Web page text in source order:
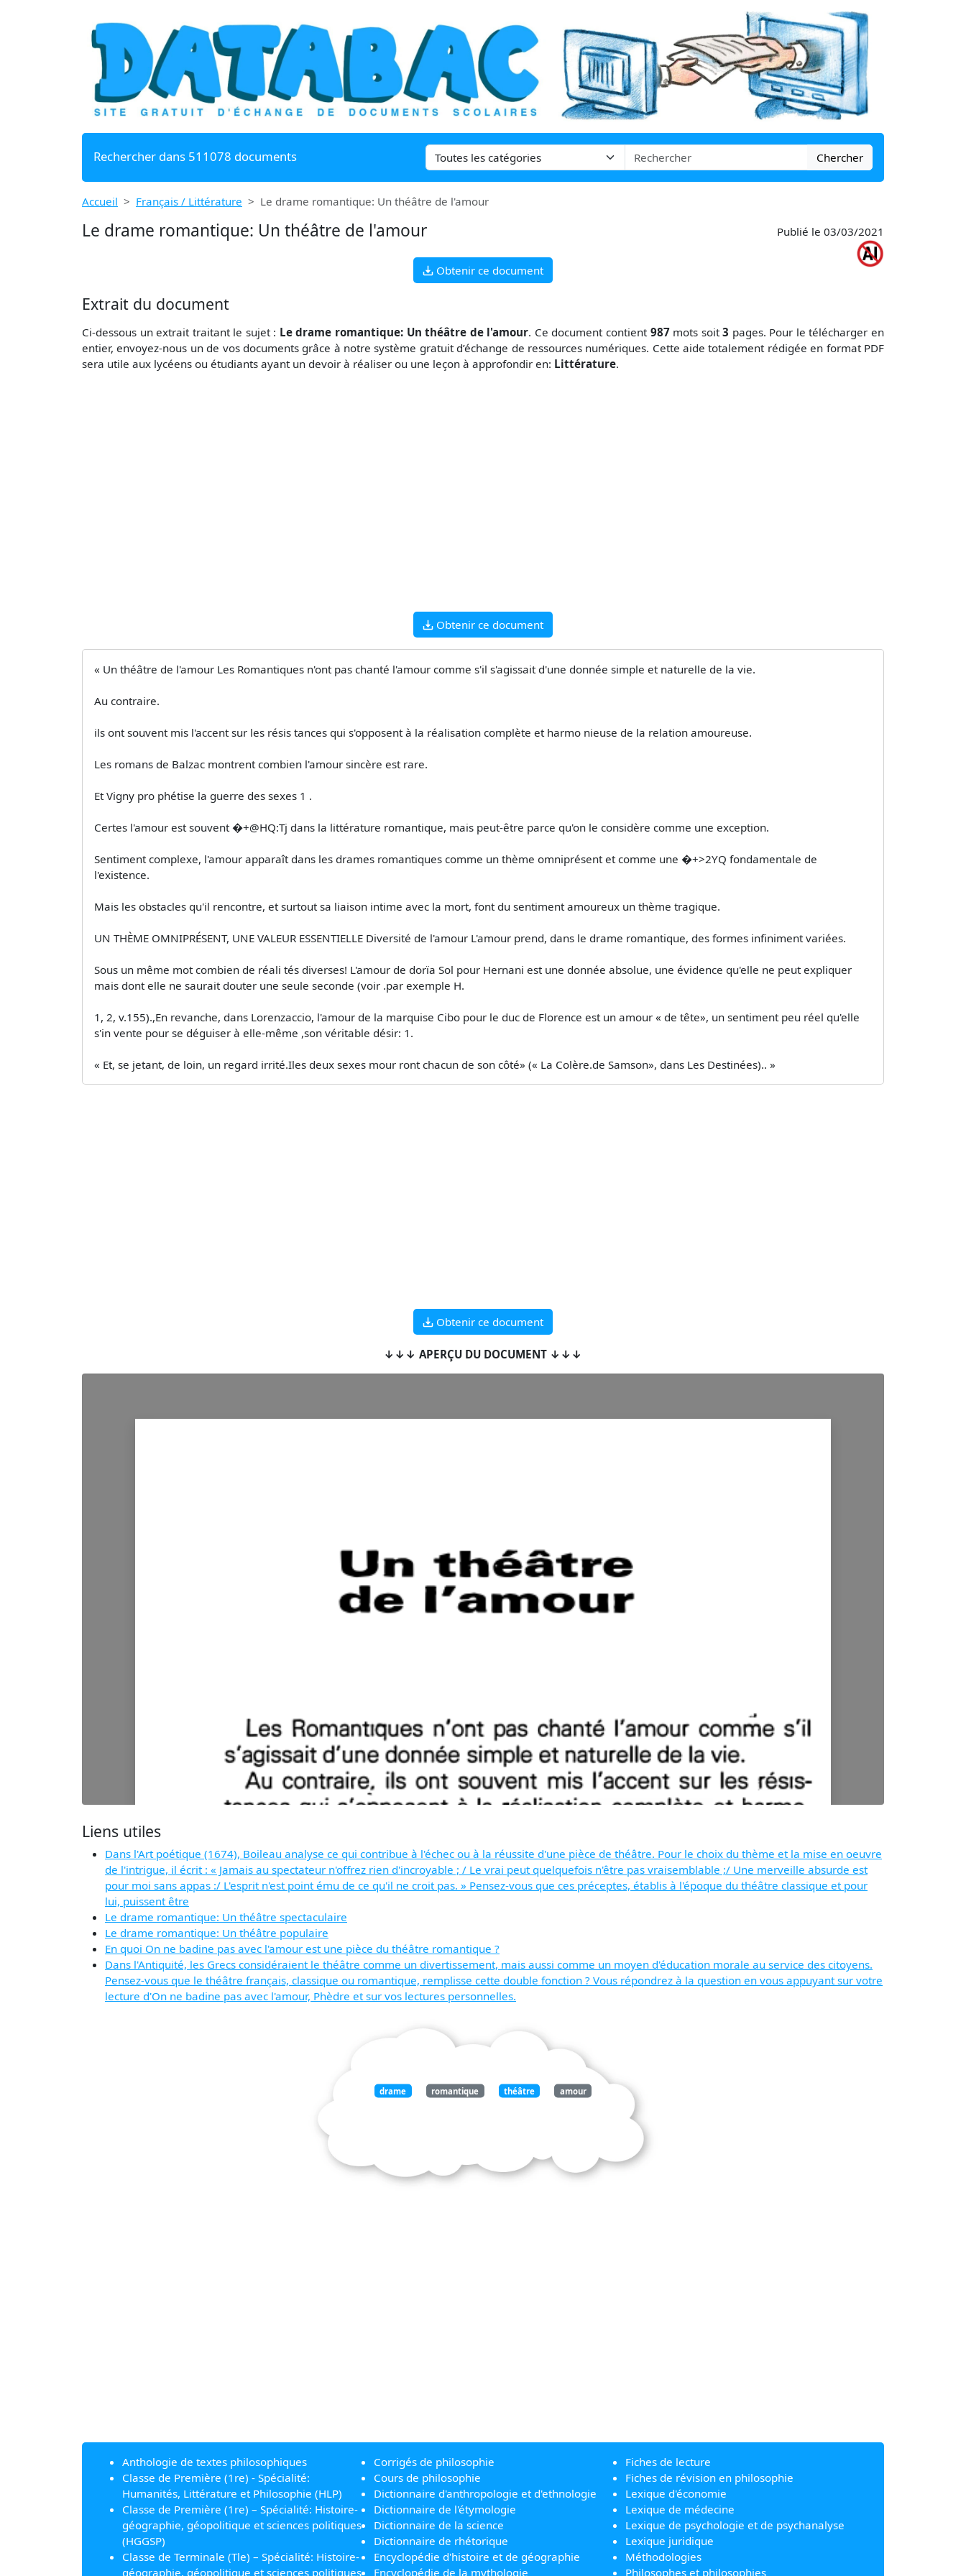
Rechercher dans 511078 documents Chercher
Accueil Français / Littérature Le drame romantique: Un théâtre de l'amour
Le drame romantique: Un théâtre de l'amour Publié le 03/03/2021
Obtenir ce document
Extrait du document
Ci-dessous un extrait traitant le sujet : Le drame romantique: Un théâtre de l'amour. Ce document contient 987mots soit3 pages. Pour le télécharger en
entier, envoyez-nous un de vos documents grâce à notre système gratuitd’échange de ressources numériques. Cette aide totalement rédigée en format PDF
sera utile aux lycéens ou étudiants ayant un devoir à réaliser ou une leçon à approfondir en: Littérature.
Obtenir ce document
« Un théâtre de l'amour Les Romantiques n'ont pas chanté l'amour comme s'il s'agissait d'une donnée simple et naturelle de la vie.
Au contraire.
ils ont souvent mis l'accent sur les résis­ tances qui s'opposent à la réalisation complète et harmo­ nieuse de la relation amoureuse.
Les romans de Balzac montrent combien l'amour sincère est rare.
Et Vigny pro­ phétise la guerre des sexes 1 .
Certes l'amour est souvent �+@HQ:Tj dans la littérature romantique, mais peut-être parce qu'on le considère comme une exception.
Sentiment complexe, l'amour apparaît dans les drames romantiques comme un thème omniprésent et comme une �+>2YQ fondamentale de
l'existence.
Mais les obstacles qu'il rencontre, et surtout sa liaison intime avec la mort, font du sentiment amoureux un thème tragique.
UN THÈME OMNIPRÉSENT, UNE VALEUR ESSENTIELLE Diversité de l'amour L'amour prend, dans le drame romantique, des formes infiniment variées.
Sous un même mot combien de réali­ tés diverses! L'amour de dorïa Sol pour Hernani est une donnée absolue, une évidence qu'elle ne peut expliquer
mais dont elle ne saurait douter une seule seconde (voir .par exemple H.
1, 2, v.155).,En revanche, dans Lorenzaccio, l'amour de la marquise Cibo pour le duc de Florence est un amour « de tête», un sentiment peu réel qu'elle
s'in­ vente pour se déguiser à elle-même ,son véritable désir: 1.
« Et, se jetant, de loin, un regard irrité.Iles deux sexes mour­ ront chacun de son côté» (« La Colère.de Samson», dans Les Destinées).. »
Obtenir ce document
↓↓↓ APERÇU DU DOCUMENT ↓↓↓
Liens utiles
Dans l'Art poétique (1674), Boileau analyse ce qui contribue à l'échec ou à la réussite d'une pièce de théâtre. Pour le choix du thème et la mise en oeuvre
de l'intrigue, il écrit : « Jamais au spectateur n'offrez rien d'incroyable ; / Le vrai peut quelquefois n'être pas vraisemblable ;/ Une merveille absurde est
pour moi sans appas :/ L'esprit n'est point ému de ce qu'il ne croit pas. » Pensez-vous que ces préceptes, établis à l'époque du théâtre classique et pour
lui, puissent être
Le drame romantique: Un théâtre spectaculaire
Le drame romantique: Un théâtre populaire
En quoi On ne badine pas avec l'amour est une pièce du théâtre romantique ?
Dans l'Antiquité, les Grecs considéraient le théâtre comme un divertissement, mais aussi comme un moyen d'éducation morale au service des citoyens.
Pensez-vous que le théâtre français, classique ou romantique, remplisse cette double fonction ? Vous répondrez à la question en vous appuyant sur votre
lecture d'On ne badine pas avec l'amour, Phèdre et sur vos lectures personnelles.
drame romantique théâtre amour
Anthologie de textes philosophiques
Classe de Première (1re) - Spécialité:
Humanités, Littérature et Philosophie (HLP)
Classe de Première (1re) – Spécialité: Histoire-
géographie, géopolitique et sciences politiques
(HGGSP)
Classe de Terminale (Tle) – Spécialité: Histoire-
géographie, géopolitique et sciences politiques
Corrigés de philosophie
Cours de philosophie
Dictionnaire d'anthropologie et d'ethnologie
Dictionnaire de l'étymologie
Dictionnaire de la science
Dictionnaire de rhétorique
Encyclopédie d'histoire et de géographie
Encyclopédie de la mythologie
Fiches de lecture
Fiches de révision en philosophie
Lexique d'économie
Lexique de médecine
Lexique de psychologie et de psychanalyse
Lexique juridique
Méthodologies
Philosophes et philosophies